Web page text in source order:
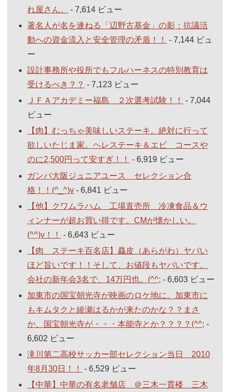
れ屋さん。
- 7,614 ビュー
著名人が名を連ねる「辺野古基金」の影：抗議活
動への資金流入と安全管理の矛盾！！
- 7,144 ビュ
ー
設計事務所や役所でもフルハーネスの特別教育は
受けるべき？？ - 7,123 ビュー
ＪＦＡアカデミー福島 ２次選考試験！！
- 7,044
ビュー
【肉】むっちゃ美味しいステーキ。絶対に行って
欲しいたじま家。ヘレステーキ＆エビ コースや
のに2,500円って安すぎ！！
- 6,919 ビュー
ガンバ大阪ジュニアユース セレクション合
格！！(^_^)v - 6,841 ビュー
【他】クワムラハム 工場直売所 冷凍食品＆ウ
ィンナーが超お買い得です。CMが懐かしい。
(^^)v！！
- 6,643 ビュー
【肉 ステーキ百名店】麤皮（あらがわ）ヤバい
ほど旨いです！！そして、お値段もヤバいです。
会社の新年会3名で、14万円也。(^^; - 6,603 ビュー
加東市の国宝朝光寺が映画のロケ地に。加東市に
もキムタクと綾瀬はるかが来たのかな？？まさ
か、国宝朝光寺が・・・本能寺とか？？？？(^^; -
6,602 ビュー
滝川第二高校サッカー部セレクション当日 2010
年8月30日！！
- 6,529 ビュー
【中華】中華の有名老舗店 ＠三木一貫楼 三木